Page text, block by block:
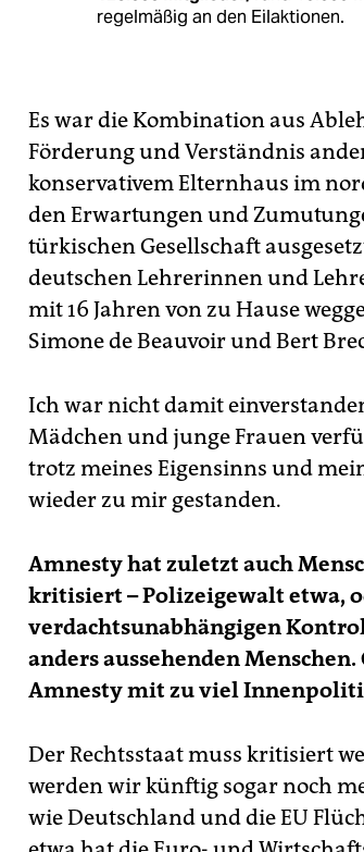
regelmäßig an den Eilaktionen.
Es war die Kombination aus
Förderung und Verständnis
konservativem Elternhaus im
den Erwartungen und
türkischen Gesellschaft
deutschen Lehrerinnen und
mit 16 Jahren von zu Hause
Simone de Beauvoir und Bert
Ich war nicht damit
Mädchen und junge Frauen
trotz meines Eigensinns und
wieder zu mir gestanden.
Amnesty hat zuletzt auch
kritisiert – Polizeigewalt etwa,
verdachtsunabhängigen
anders aussehenden
Amnesty mit zu viel
Der Rechtsstaat muss kritisiert
werden wir künftig sogar noch
wie Deutschland und die EU